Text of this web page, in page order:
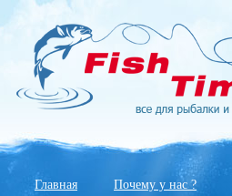
Главная Почему у нас ?